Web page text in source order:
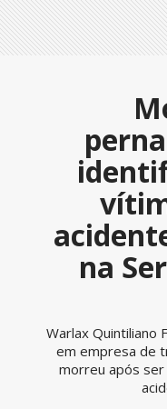
na
Warlax Quintiliano
em empresa de
morreu após